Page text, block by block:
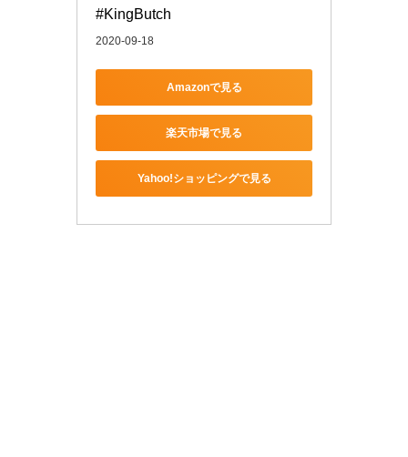
#KingButch
2020-09-18
Amazonで見る
楽天市場で見る
Yahoo!ショッピングで見る